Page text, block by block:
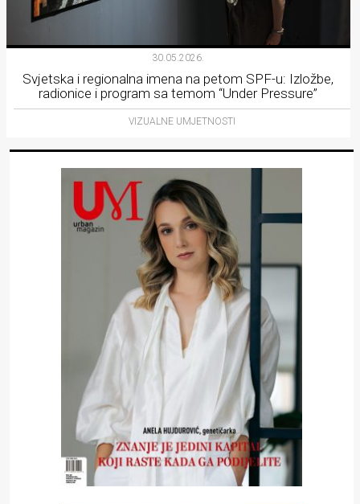
30.05.2026.
Svjetska i regionalna imena na petom SPF-u: Izložbe,
radionice i program sa temom “Under Pressure”
VIZUALNE UMJETNOSTI